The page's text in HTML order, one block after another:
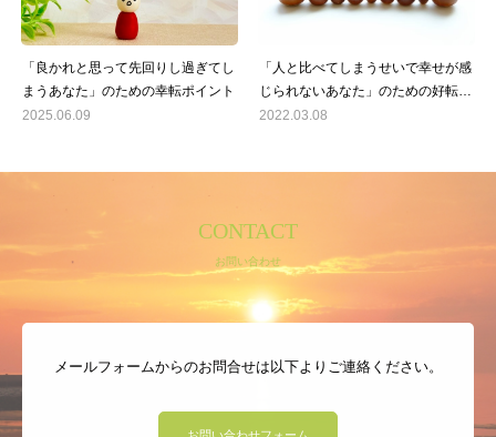
「良かれと思って先回りし過ぎてし
まうあなた」のための幸転ポイント
2025.06.09
「人と比べてしまうせいで幸せが感
じられないあなた」のための好転ポ
イント
2022.03.08
CONTACT
お問い合わせ
メールフォームからのお問合せは以下よりご連絡ください。